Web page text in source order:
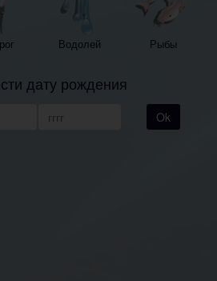
Водолей Рыбы
дату рождения
Ok